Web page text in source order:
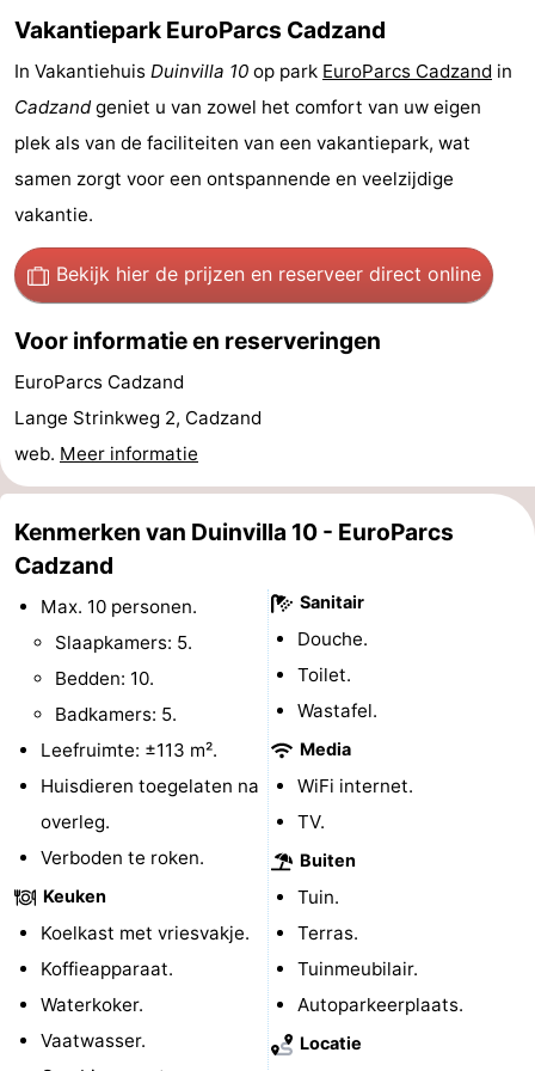
-
Speeltuinen
-
Binnenspeeltuinen
Bowlen
-
Minigolfbanen
Wellness
centra
Dorpen
&
Steden
Natuur
Sporten
-
Zwembaden
-
Wandelen
Golfbanen
-
en
drinken
Haaientanden
Zeehonden
Evenementen
Praktisch
Vakantiepark EuroParcs Cadzand
In Vakantiehuis Duinvilla 10 op park EuroParcs Cadzand in
Cadzandgeniet u van zowel het comfort van uw eigen
plek als van de faciliteiten van een vakantiepark, wat
samen zorgt voor een ontspannende en veelzijdige
vakantie.
Bekijk hier de prijzen en reserveer direct online
Voor informatie en reserveringen
EuroParcs Cadzand
Lange Strinkweg 2, Cadzand
web. Meer informatie
Kenmerken van Duinvilla 10 - EuroParcs
Cadzand
Max. 10 personen.
Slaapkamers: 5.
Bedden: 10.
Badkamers: 5.
Leefruimte: ±113 m².
Huisdieren toegelaten na
overleg.
Verboden te roken.
Keuken
Koelkast met vriesvakje.
Koffieapparaat.
Waterkoker.
Vaatwasser.
Sanitair
Douche.
Toilet.
Wastafel.
Media
WiFi internet.
TV.
Buiten
Tuin.
Terras.
Tuinmeubilair.
Autoparkeerplaats.
Locatie